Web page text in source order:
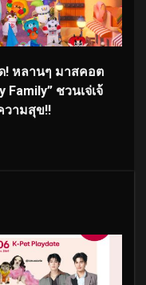
! หลานๆ มาสคอต
ชวนเจ่เจ้
วามสุข!!